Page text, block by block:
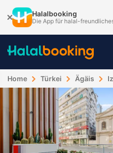
Halalbooking
Die App für halal-
Home Türkei Ägäis